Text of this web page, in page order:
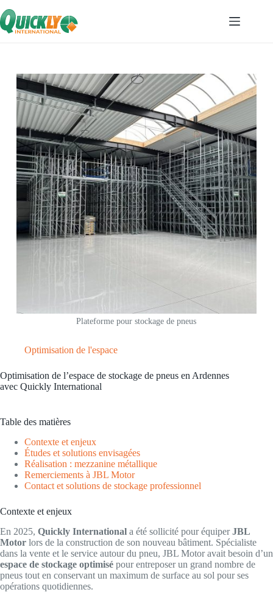
Plateforme pour stockage de pneus
Optimisation de l'espace
Optimisation de l’espace de stockage de pneus en Ardennes
avec Quickly International
Table des matières
Contexte et enjeux
Études et solutions envisagées
Réalisation : mezzanine métallique
Remerciements à JBL Motor
Contact et solutions de stockage professionnel
Contexte et enjeux
En 2025, Quickly International a été sollicité pour équiperJBL
Motor lors de la construction de son nouveau bâtiment. Spécialiste
dans la vente et le service autour du pneu, JBL Motor avait besoin d’un
espace de stockage optimisé pour entreposer un grand nombre de
pneus tout en conservant un maximum de surface au sol pour ses
opérations quotidiennes.